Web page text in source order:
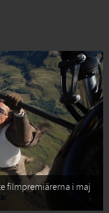
filmpremiärerna i maj